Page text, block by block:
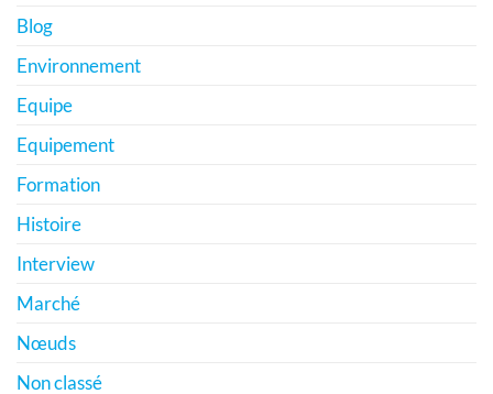
Blog
Environnement
Equipe
Equipement
Formation
Histoire
Interview
Marché
Nœuds
Non classé